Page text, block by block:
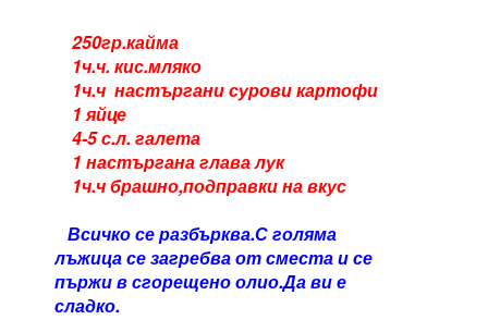
250гр.кайма
1ч.ч. кис.мляко
1ч.ч настъргани сурови картофи
1 яйце
4-5 с.л. галета
1 настъргана глава лук
1ч.ч брашно,подправки на вкус
Всичко се разбърква.С голяма
лъжица се загребва от сместа и се
пържи в сгорещено олио.Да ви е
сладко.